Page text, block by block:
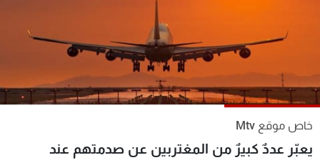
خاص موقع Mtv
يعبّر عددٌ كبيرٌ من المغتربين عن صدمتهم عند
كأس العالم
جدول البرامج
شاهد البرامج